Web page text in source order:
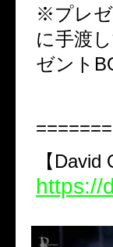
※プレゼ
に手渡
ゼント
【David
https://